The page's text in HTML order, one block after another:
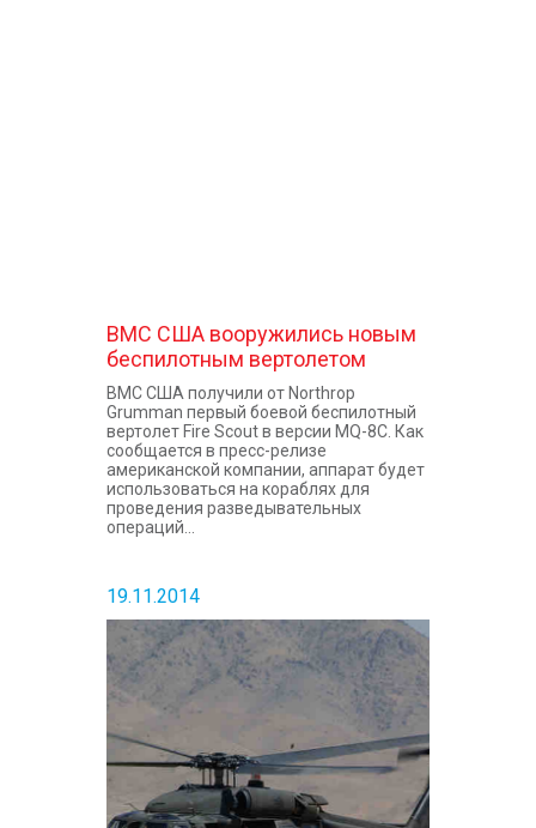
ВМС США вооружились новым
беспилотным вертолетом
ВМС США получили от Northrop
Grumman первый боевой беспилотный
вертолет Fire Scout в версии MQ-8C. Как
сообщается в пресс-релизе
американской компании, аппарат будет
использоваться на кораблях для
проведения разведывательных
операций...
19.11.2014